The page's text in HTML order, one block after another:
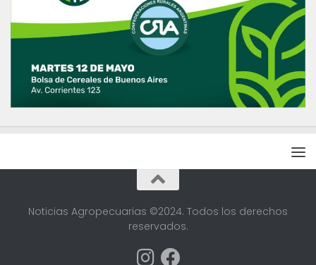
Noticias Agropecuarias ©2024. Todos los derechos
reservados.